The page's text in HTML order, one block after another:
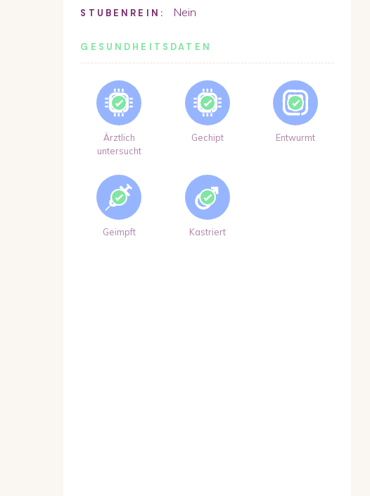
STUBENREIN: Nein
GESUNDHEITSDATEN
Ärztlich
untersucht
Gechipt Entwurmt
Geimpft Kastriert